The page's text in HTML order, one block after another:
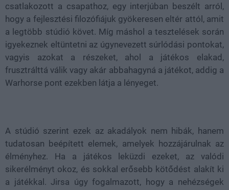
csatlakozott a csapathoz, egy interjúban beszélt arról,
hogy a fejlesztési filozófiájuk gyökeresen eltér attól, amit
a legtöbb stúdió követ. Míg máshol a tesztelések során
igyekeznek eltüntetni az úgynevezett súrlódási pontokat,
vagyis azokat a részeket, ahol a játékos elakad,
frusztrálttá válik vagy akár abbahagyná a játékot, addig a
Warhorse pont ezekben látja a lényeget.
A stúdió szerint ezek az akadályok nem hibák, hanem
tudatosan beépített elemek, amelyek hozzájárulnak az
élményhez. Ha a játékos leküzdi ezeket, az valódi
sikerélményt okoz, és sokkal erősebb kötődést alakít ki
a játékkal. Jirsa úgy fogalmazott, hogy a nehézségek